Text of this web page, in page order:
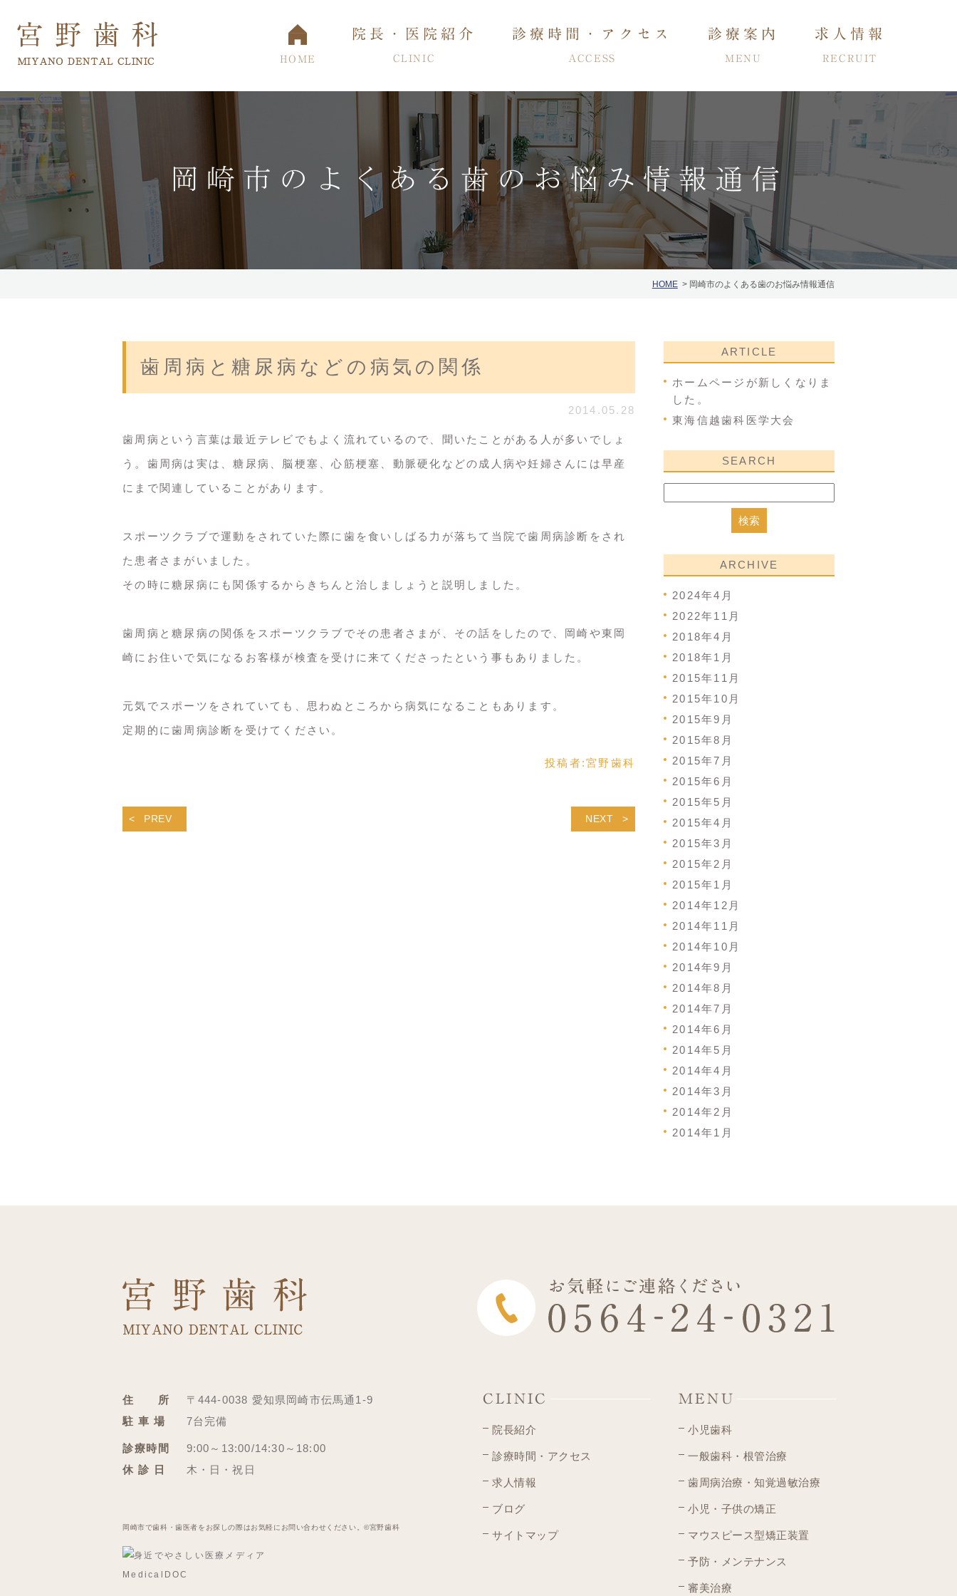
HOME
院長・医院紹介
CLINIC
院長・スタッフ 当院の特徴
診療時間・アクセス
ACCESS
診療案内
MENU
小児歯科 一般歯科・根管治療・入れ歯 歯周病治療・知覚過敏治療
小児・子供の矯正
マウスピース型矯正装置
予防・メンテナンス 審美治療 ホワイトニング
インプラント
口内炎治療 睡眠時無呼吸症候群治療
求人情報
RECRUIT
岡崎市のよくある歯のお悩み情報通信
HOME 岡崎市のよくある歯のお悩み情報通信
歯周病と糖尿病などの病気の関係
2014.05.28
歯周病という言葉は最近テレビでもよく流れているので、聞いたことがある人が多いでしょ
う。歯周病は実は、糖尿病、脳梗塞、心筋梗塞、動脈硬化などの成人病や妊婦さんには早産
にまで関連していることがあります。
スポーツクラブで運動をされていた際に歯を食いしばる力が落ちて当院で歯周病診断をされ
た患者さまがいました。
その時に糖尿病にも関係するからきちんと治しましょうと説明しました。
歯周病と糖尿病の関係をスポーツクラブでその患者さまが、その話をしたので、岡崎や東岡
崎にお住いで気になるお客様が検査を受けに来てくださったという事もありました。
元気でスポーツをされていても、思わぬところから病気になることもあります。
定期的に歯周病診断を受けてください。
投稿者:宮野歯科
PREV NEXT
ARTICLE
ホームページが新しくなりま
した。
東海信越歯科医学大会
SEARCH
ARCHIVE
2024年4月
2022年11月
2018年4月
2018年1月
2015年11月
2015年10月
2015年9月
2015年8月
2015年7月
2015年6月
2015年5月
2015年4月
2015年3月
2015年2月
2015年1月
2014年12月
2014年11月
2014年10月
2014年9月
2014年8月
2014年7月
2014年6月
2014年5月
2014年4月
2014年3月
2014年2月
2014年1月
住 所
〒444-0038 愛知県岡崎市伝馬通1-9
駐 車 場
7台完備
診療時間
9:00～13:00/14:30～18:00
休 診 日
木・日・祝日
岡崎市で歯科・歯医者をお探しの際はお気軽にお問い合わせください。©宮野歯科
CLINIC
院長紹介
診療時間・アクセス
求人情報
ブログ
サイトマップ
MENU
小児歯科
一般歯科・根管治療
歯周病治療・知覚過敏治療
小児・子供の矯正
マウスピース型矯正装置
予防・メンテナンス
審美治療